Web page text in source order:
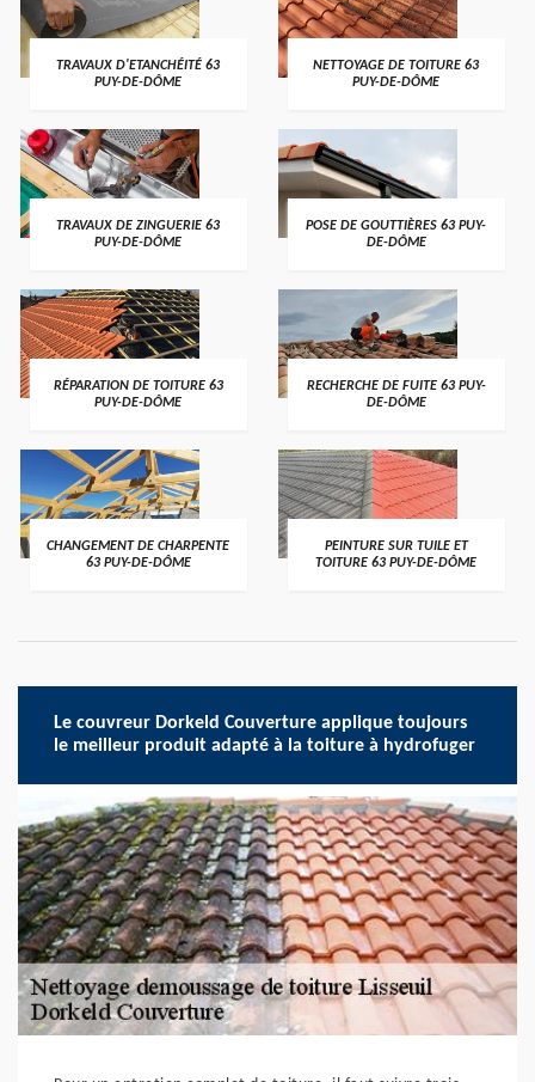
TRAVAUX D'ETANCHÉITÉ 63
PUY-DE-DÔME
NETTOYAGE DE TOITURE 63
PUY-DE-DÔME
TRAVAUX DE ZINGUERIE 63
PUY-DE-DÔME
POSE DE GOUTTIÈRES 63 PUY-
DE-DÔME
RÉPARATION DE TOITURE 63
PUY-DE-DÔME
RECHERCHE DE FUITE 63 PUY-
DE-DÔME
CHANGEMENT DE CHARPENTE
63 PUY-DE-DÔME
PEINTURE SUR TUILE ET
TOITURE 63 PUY-DE-DÔME
Le couvreur Dorkeld Couverture applique toujours
le meilleur produit adapté à la toiture à hydrofuger